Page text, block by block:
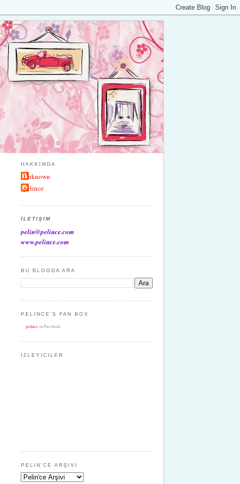
HAKKIMDA
Unknown
pelince
İLETIŞIM
pelin@pelince.com
www.pelince.com
BU BLOGDA ARA
PELINCE'S FAN BOX
pelince on Facebook
İZLEYICILER
PELIN'CE ARŞIVI